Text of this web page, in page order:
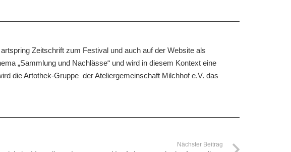
Zeitschrift zum Festival und auch auf der Website als
„Sammlung und Nachlässe“ und wird in diesem Kontext eine
die Artothek-Gruppe der Ateliergemeinschaft Milchhof e.V. das
Nächster Beitrag